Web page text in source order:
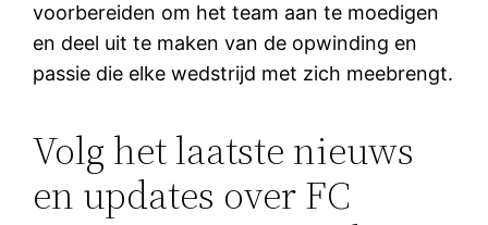
voorbereiden om het team aan te moedigen
en deel uit te maken van de opwinding en
passie die elke wedstrijd met zich meebrengt.
Volg het laatste nieuws
en updates over FC